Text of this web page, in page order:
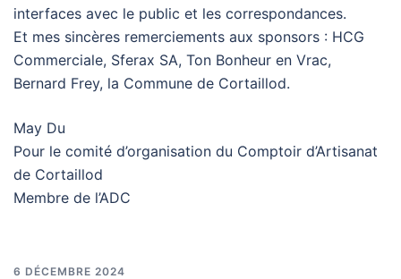
interfaces avec le public et les correspondances.
Et mes sincères remerciements aux sponsors : HCG
Commerciale, Sferax SA, Ton Bonheur en Vrac,
Bernard Frey, la Commune de Cortaillod.
May Du
Pour le comité d’organisation du Comptoir d’Artisanat
de Cortaillod
Membre de l’ADC
6 DÉCEMBRE 2024